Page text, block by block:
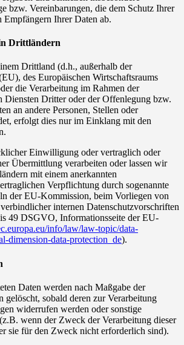
bzw. Vereinbarungen, die dem Schutz Ihrer
Empfängern Ihrer Daten ab.
Drittländern
Drittland (d.h., außerhalb der
des Europäischen Wirtschaftsraums
die Verarbeitung im Rahmen der
Diensten Dritter oder der Offenlegung bzw.
an andere Personen, Stellen oder
erfolgt dies nur im Einklang mit den
Einwilligung oder vertraglich oder
Übermittlung verarbeiten oder lassen wir
mit einem anerkannten
Verpflichtung durch sogenannte
der EU-Kommission, beim Vorliegen von
internen Datenschutzvorschriften
49 DSGVO, Informationsseite der EU-
info/law/law-topic/data-
dimension-data-protection_de).
Daten werden nach Maßgabe der
gelöscht, sobald deren zur Verarbeitung
widerrufen werden oder sonstige
wenn der Zweck der Verarbeitung dieser
sie für den Zweck nicht erforderlich sind).